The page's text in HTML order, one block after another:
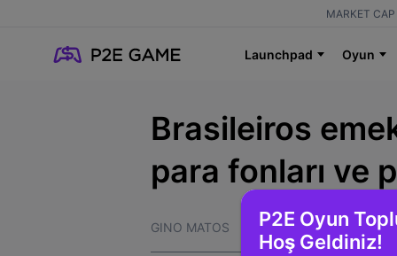
MARKET CAP
Launchpad Oyun
P2E Oyun
Hoş Geldiniz!
Brasileiros
para fonları ve
GINO MATOS